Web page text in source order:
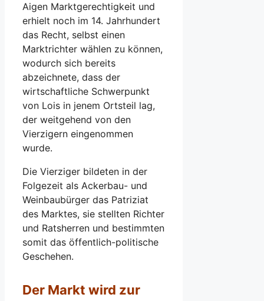
Aigen Marktgerechtigkeit und
erhielt noch im 14. Jahrhundert
das Recht, selbst einen
Marktrichter wählen zu können,
wodurch sich bereits
abzeichnete, dass der
wirtschaftliche Schwerpunkt
von Lois in jenem Ortsteil lag,
der weitgehend von den
Vierzigern eingenommen
wurde.
Die Vierziger bildeten in der
Folgezeit als Ackerbau- und
Weinbaubürger das Patriziat
des Marktes, sie stellten Richter
und Ratsherren und bestimmten
somit das öffentlich-politische
Geschehen.
Der Markt wird zur